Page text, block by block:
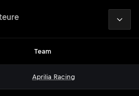
Team
Aprilia Racing